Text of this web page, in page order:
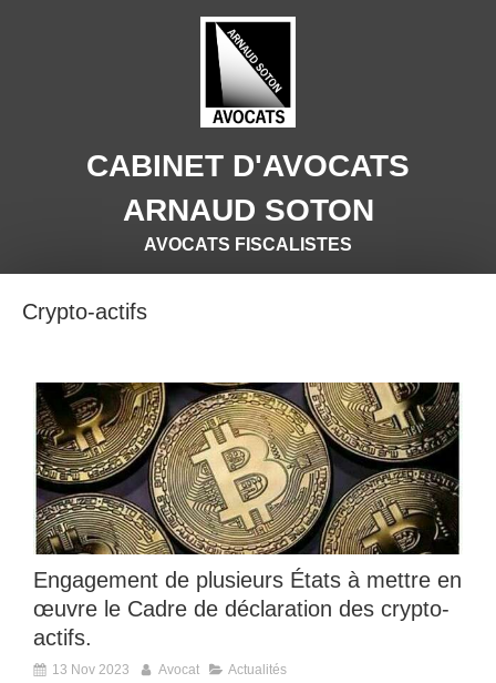
CABINET D'AVOCATS
ARNAUD SOTON
AVOCATS FISCALISTES
Crypto-actifs
Engagement de plusieurs États à mettre en
œuvre le Cadre de déclaration des crypto-
actifs.
13 Nov 2023 Avocat Actualités